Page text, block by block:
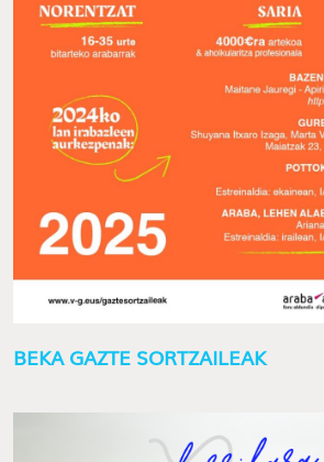
BEKA GAZTE SORTZAILEAK